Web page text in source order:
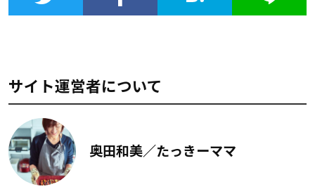
サイト運営者について
奥田和美／たっきーママ